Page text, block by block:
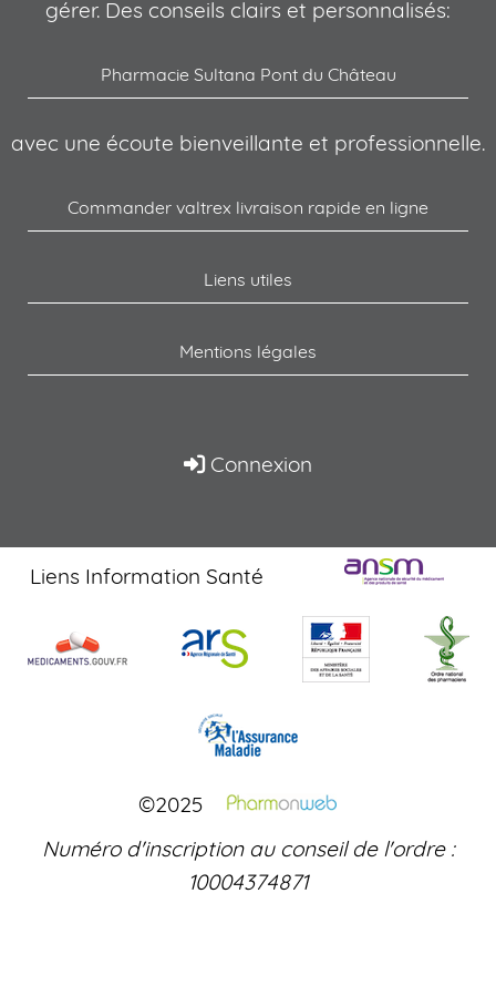
gérer. Des conseils clairs et personnalisés:
Pharmacie Sultana Pont du Château
avec une écoute bienveillante et professionnelle.
Commander valtrex livraison rapide en ligne
Liens utiles
Mentions légales
Connexion
Liens Information Santé
©2025
Numéro d'inscription au conseil de l'ordre :
10004374871